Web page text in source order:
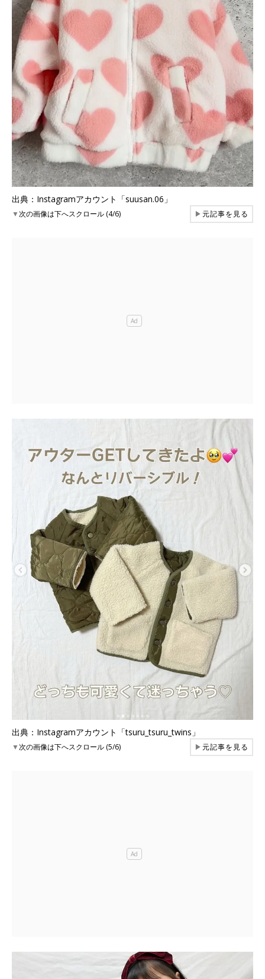
出典：Instagramアカウント「suusan.06」
▼次の画像は下へスクロール (4/6) ▶元記事を見る
出典：Instagramアカウント「tsuru_tsuru_twins」
▼次の画像は下へスクロール (5/6) ▶元記事を見る